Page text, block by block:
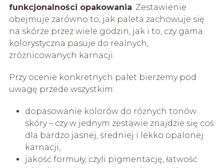
funkcjonalności opakowania . Zestawienie
obejmuje zarówno to, jak paleta zachowuje się
na skórze przez wiele godzin, jak i to, czy gama
kolorystyczna pasuje do realnych,
zróżnicowanych karnacji.
Przy ocenie konkretnych palet bierzemy pod
uwagę przede wszystkim:
dopasowanie kolorów do różnych tonów
skóry – czy w jednym zestawie znajdzie się coś
dla bardzo jasnej, średniej i lekko opalonej
karnacji,
jakość formuły, czyli pigmentację, łatwość